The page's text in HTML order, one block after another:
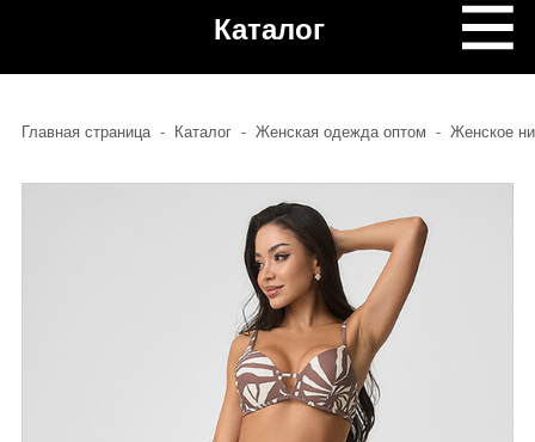
Каталог
Главная страница - Каталог - Женская одежда оптом - Женское